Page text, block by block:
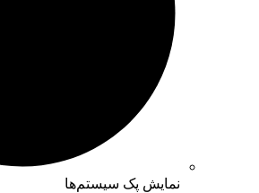
نمایش پک سیستم‌ها